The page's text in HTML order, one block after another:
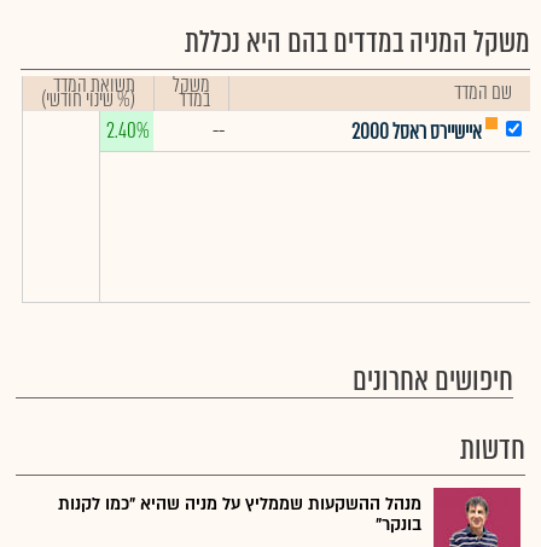
משקל המניה במדדים בהם היא נכללת
שם המדד משקל
במדד תשואת המדד
(% שינוי חודשי)
איישיירס ראסל 2000
--
2.40%
חיפושים אחרונים
חדשות
מנהל ההשקעות שממליץ על מניה שהיא "כמו לקנות
בונקר"